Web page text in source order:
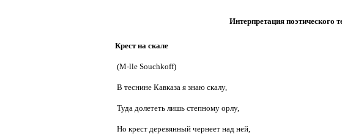
Интерпретация поэтического
Крест на скале
(M-lle Souchkoff)
В теснине Кавказа я знаю скалу,
Туда долететь лишь степному орлу,
Но крест деревянный чернеет над ней,